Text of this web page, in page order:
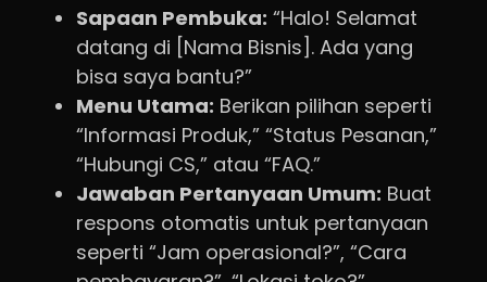
Sapaan Pembuka: “Halo! Selamat
datang di [Nama Bisnis]. Ada yang
bisa saya bantu?”
Menu Utama: Berikan pilihan seperti
“Informasi Produk,” “Status Pesanan,”
“Hubungi CS,” atau “FAQ.”
Jawaban Pertanyaan Umum: Buat
respons otomatis untuk pertanyaan
seperti “Jam operasional?”, “Cara